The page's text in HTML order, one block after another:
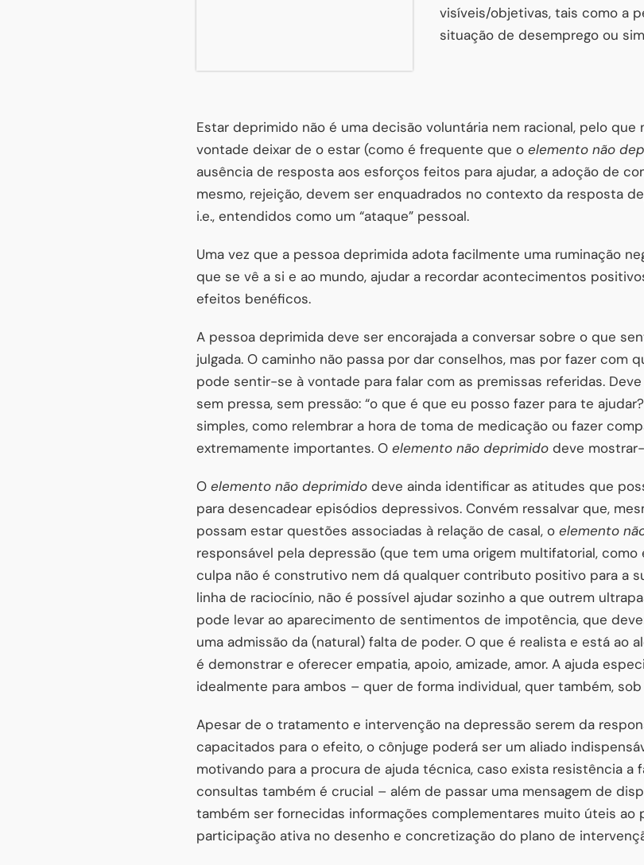
visíveis/objetivas, tais como a
situação de desemprego ou
Estar deprimido não é uma decisão voluntária nem racional, pelo
vontade deixar de o estar (como é frequente que o elemento não
ausência de resposta aos esforços feitos para ajudar, a adoção de
mesmo, rejeição, devem ser enquadrados no contexto da resposta
i.e., entendidos como um “ataque” pessoal.
Uma vez que a pessoa deprimida adota facilmente uma ruminação
que se vê a si e ao mundo, ajudar a recordar acontecimentos
efeitos benéficos.
A pessoa deprimida deve ser encorajada a conversar sobre o que
julgada. O caminho não passa por dar conselhos, mas por fazer com
pode sentir-se à vontade para falar com as premissas referidas.
sem pressa, sem pressão: “o que é que eu posso fazer para te
simples, como relembrar a hora de toma de medicação ou fazer
extremamente importantes. O elemento não deprimido deve
O elemento não deprimido deve ainda identificar as atitudes que
para desencadear episódios depressivos. Convém ressalvar que,
possam estar questões associadas à relação de casal, o elemento
responsável pela depressão (que tem uma origem multifatorial,
culpa não é construtivo nem dá qualquer contributo positivo para a
linha de raciocínio, não é possível ajudar sozinho a que outrem
pode levar ao aparecimento de sentimentos de impotência, que
uma admissão da (natural) falta de poder. O que é realista e está ao
é demonstrar e oferecer empatia, apoio, amizade, amor. A ajuda
idealmente para ambos – quer de forma individual, quer também,
Apesar de o tratamento e intervenção na depressão serem da
capacitados para o efeito, o cônjuge poderá ser um aliado
motivando para a procura de ajuda técnica, caso exista resistência a
consultas também é crucial – além de passar uma mensagem de
também ser fornecidas informações complementares muito úteis ao
participação ativa no desenho e concretização do plano de